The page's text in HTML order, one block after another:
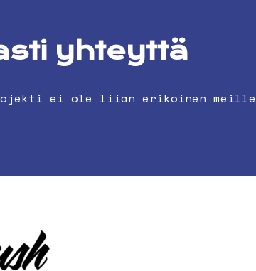
yhteyttä
ei ole liian erikoinen